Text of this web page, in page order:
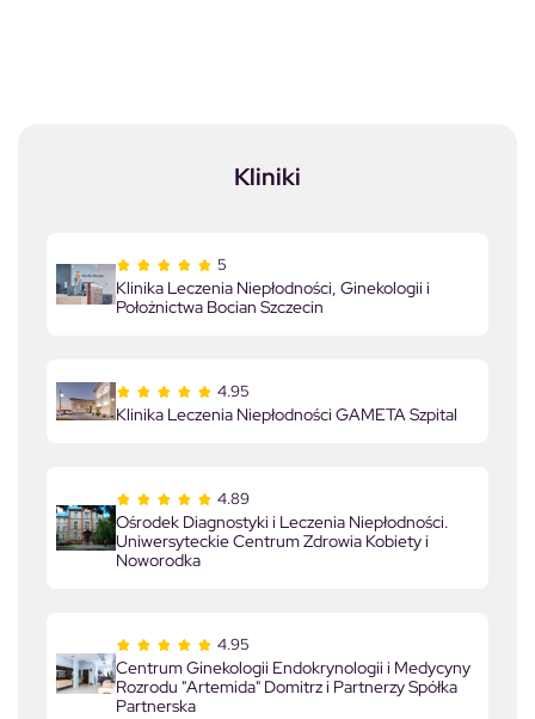
Kliniki
5
Klinika Leczenia Niepłodności, Ginekologii i
Położnictwa Bocian Szczecin
4.95
Klinika Leczenia Niepłodności GAMETA Szpital
4.89
Ośrodek Diagnostyki i Leczenia Niepłodności.
Uniwersyteckie Centrum Zdrowia Kobiety i
Noworodka
4.95
Centrum Ginekologii Endokrynologii i Medycyny
Rozrodu "Artemida" Domitrz i Partnerzy Spółka
Partnerska